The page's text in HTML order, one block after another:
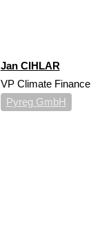
Jan CIHLAR
VP Climate Finance
Pyreg GmbH